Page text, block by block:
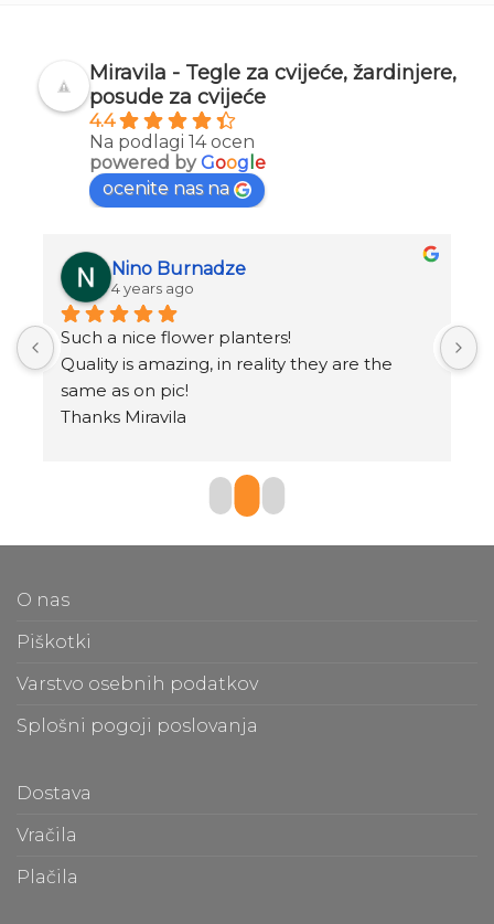
Miravila - Tegle za cvijeće, žardinjere,
posude za cvijeće
4.4
Na podlagi 14 ocen
powered byGoog e
ocenite nas na
Nino Burnadze
4 years ago
Such a nice flower planters!
Quality is amazing, in reality they are the
same as on pic!
Thanks Miravila
O nas
Piškotki
Varstvo osebnih podatkov
Splošni pogoji poslovanja
Dostava
Vračila
Plačila